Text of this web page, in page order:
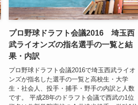
プロ野球ドラフト会議2016 埼玉西
武ライオンズの指名選手の一覧と結
果・内訳
プロ野球ドラフト会議2016で埼玉西武ライオ
ンズが指名した選手の一覧と高校生・大学
生・社会人、投手・捕手・野手の内訳と人数
です。 平成28年のドラフト会議で西武の1位